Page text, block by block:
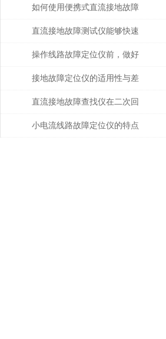
分析
如何使用便携式直流接地故障
测试仪进行现场测试
直流接地故障测试仪能够快速
准确地定位故障点
操作线路故障定位仪前，做好
攻略了吗
接地故障定位仪的适用性与差
异分析
直流接地故障查找仪在二次回
路排查中的高效应用
小电流线路故障定位仪的特点